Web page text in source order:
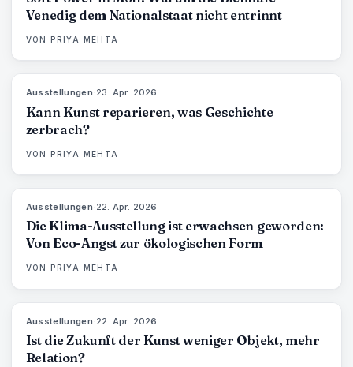
Venedig dem Nationalstaat nicht entrinnt
VON PRIYA MEHTA
Ausstellungen 23. Apr. 2026
Kann Kunst reparieren, was Geschichte
zerbrach?
VON PRIYA MEHTA
Ausstellungen 22. Apr. 2026
Die Klima-Ausstellung ist erwachsen geworden:
Von Eco-Angst zur ökologischen Form
VON PRIYA MEHTA
Ausstellungen 22. Apr. 2026
Ist die Zukunft der Kunst weniger Objekt, mehr
Relation?